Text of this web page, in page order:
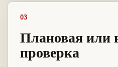
03
Плановая или
проверка